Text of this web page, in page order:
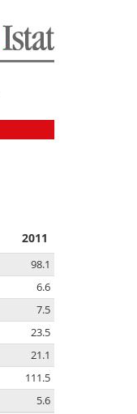
2011
98.1
6.6
7.5
23.5
21.1
111.5
5.6